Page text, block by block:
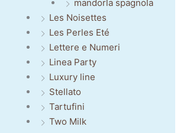
mandorla spagnola
Les Noisettes
Les Perles Eté
Lettere e Numeri
Linea Party
Luxury line
Stellato
Tartufini
Two Milk